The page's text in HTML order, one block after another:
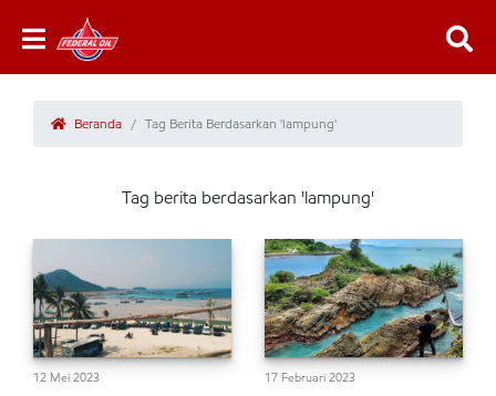
Beranda Tag Berita Berdasarkan 'lampung'
Tag berita berdasarkan 'lampung'
12 Mei 2023 17 Februari 2023